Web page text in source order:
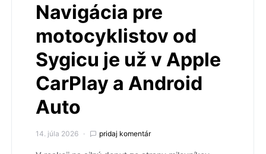
Navigácia pre
motocyklistov od
Sygicu je už v Apple
CarPlay a Android
Auto
14. júla 2026 pridaj komentár